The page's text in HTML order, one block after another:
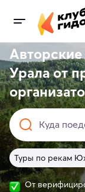
Урала от
Куда
Туры по рекам
От